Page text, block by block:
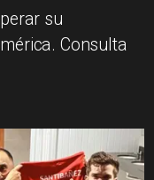
su
Consulta